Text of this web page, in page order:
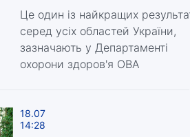
Це один із найкращих
серед усіх областей України,
зазначають у Департаменті
охорони здоров'я ОВА
18.07
14:28